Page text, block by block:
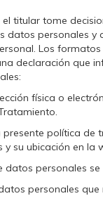
el titular tome
datos personales y
Los
declaración que
física o
presente política de
su ubicación en la
datos personales se
personales que